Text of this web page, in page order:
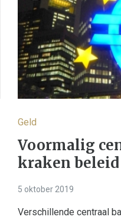
Geld
Voormalig
kraken beleid
5 oktober 2019
Verschillende centraal